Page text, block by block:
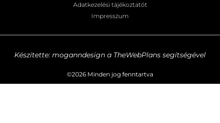
Adatkezelési tájékoztatót
Impresszum
©2026 Minden jog fenntartva
Készítette: moganndesign a TheWebPlans segítségével